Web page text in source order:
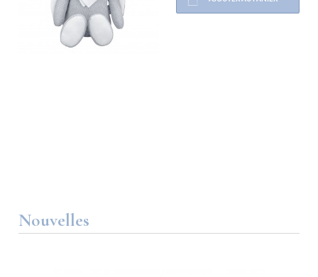
Nouvelles